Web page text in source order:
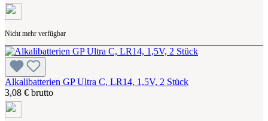
Nicht mehr verfügbar
Alkalibatterien GP Ultra C, LR14, 1,5V, 2 Stück
3,08 € brutto